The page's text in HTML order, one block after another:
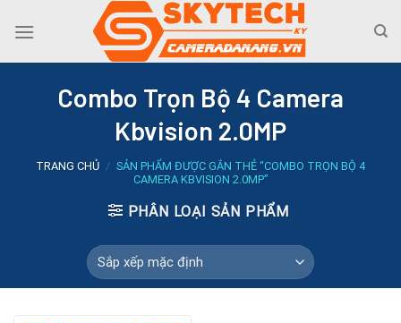
Combo Trọn Bộ 4 Camera
Kbvision 2.0MP
TRANG CHỦ / SẢN PHẨM ĐƯỢC GẮN THẺ “COMBO TRỌN BỘ 4
CAMERA KBVISION 2.0MP”
PHÂN LOẠI SẢN PHẨM